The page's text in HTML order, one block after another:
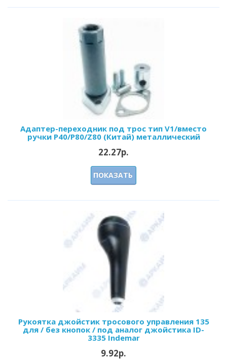
Адаптер-переходник под трос тип V1/вместо
ручки P40/Р80/Z80 (Китай) металлический
22.27р.
ПОКАЗАТЬ
Рукоятка джойстик тросового управления 135
для / без кнопок / под аналог джойстика ID-
3335 Indemar
9.92р.